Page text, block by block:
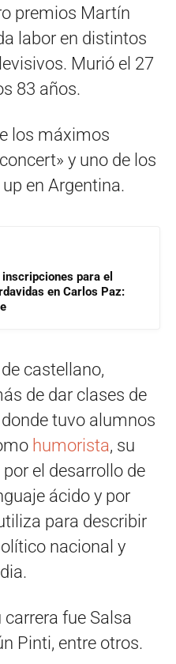
premios Martín
labor en distintos
Murió el 27
83 años.
los máximos
y uno de los
en Argentina.
para el
en Carlos Paz:
castellano,
de dar clases de
tuvo alumnos
humorista, su
el desarrollo de
ácido y por
para describir
nacional y
fue Salsa
Pinti, entre otros.